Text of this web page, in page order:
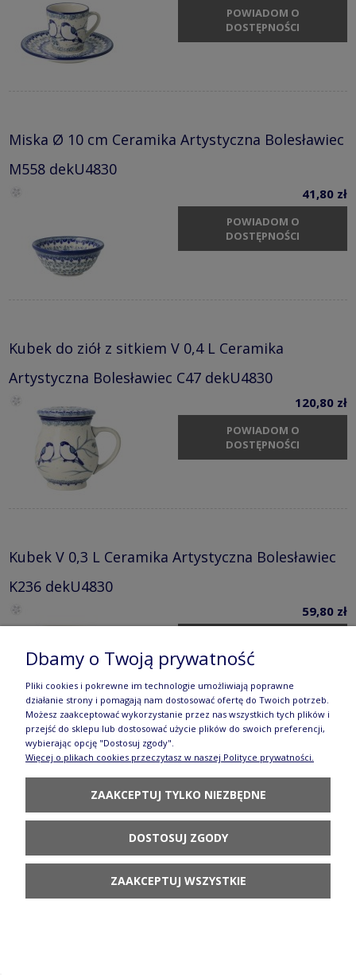
POWIADOM O
DOSTĘPNOŚCI
Miska Ø 10 cm Ceramika Artystyczna Bolesławiec
M558 dekU4830
41,80 zł
POWIADOM O
DOSTĘPNOŚCI
Kubek do ziół z sitkiem V 0,4 L Ceramika
Artystyczna Bolesławiec C47 dekU4830
120,80 zł
POWIADOM O
DOSTĘPNOŚCI
Kubek V 0,3 L Ceramika Artystyczna Bolesławiec
K236 dekU4830
59,80 zł
DOSTĘPNOŚCI
Miska na płatki Ceramika Artystyczna
Bolesławiec C38 dekU4830
95,80 zł
DOSTĘPNOŚCI
Dbamy o Twoją prywatność
Pliki cookies i pokrewne im technologie umożliwiają poprawne
działanie strony i pomagają nam dostosować ofertę do Twoich potrzeb.
Możesz zaakceptować wykorzystanie przez nas wszystkich tych plików i
przejść do sklepu lub dostosować użycie plików do swoich preferencji,
wybierając opcję "Dostosuj zgody".
Więcej o plikach cookies przeczytasz w naszej Polityce prywatności.
ZAAKCEPTUJ TYLKO NIEZBĘDNE
DOSTOSUJ ZGODY
ZAAKCEPTUJ WSZYSTKIE